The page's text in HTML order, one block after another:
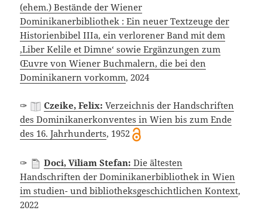
(ehem.) Bestände der Wiener
Dominikanerbibliothek : Ein neuer Textzeuge der
Historienbibel IIIa, ein verlorener Band mit dem
,Liber Kelile et Dimne‘ sowie Ergänzungen zum
Œuvre von Wiener Buchmalern, die bei den
Dominikanern vorkomm, 2024
✑ Czeike, Felix:Verzeichnis der Handschriften
des Dominikanerkonventes in Wien bis zum Ende
des 16. Jahrhunderts, 1952
✑ Doci, Viliam Stefan:Die ältesten
Handschriften der Dominikanerbibliothek in Wien
im studien- und bibliotheksgeschichtlichen Kontext,
2022